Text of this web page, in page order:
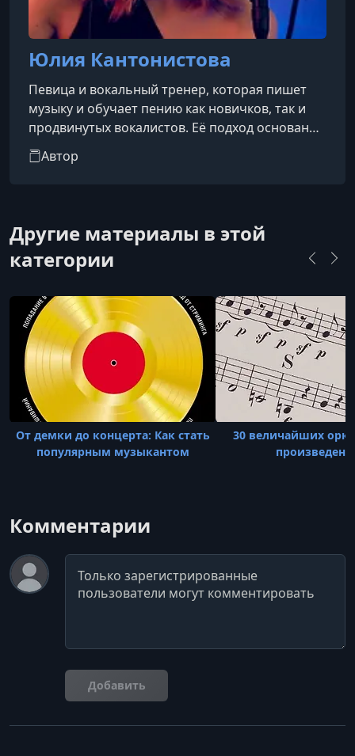
Юлия Кантонистова
Певица и вокальный тренер, которая пишет
музыку и обучает пению как новичков, так и
продвинутых вокалистов. Её подход основан
на том, чтобы объяснять сложные вещи
простым и понятным языком. Благодаря её
целом.Разработанные ею методики обучения
пению доказали свою эффективность, и она с
удовольствием делится ими. Бесплатные
Автор
Другие материалы в этой
категории
От демки до концерта: Как стать
популярным музыкантом
30 величайших
Комментарии
Комментарий
Добавить